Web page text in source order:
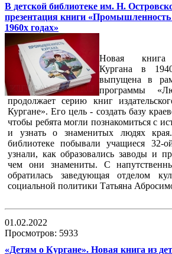
В детской библиотеке им. Н.
презентация книги «Промышленность
1960х годах»
Новая книга
Кургана в
выпущена в
программы
продолжает серию книг
Кургане». Его цель - создать базу
чтобы ребята могли познакомиться с
и узнать о знаменитых людях
библиотеке побывали учащиеся 32-
узнали, как образовались заводы и
чем они знамениты. С
обратилась заведующая отделом
социальной политики Татьяна
01.02.2022
Просмотров: 5933
«Детям о Кургане». Новая книга из